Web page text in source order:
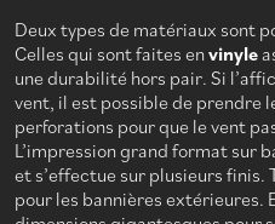
Deux types de matériaux sont
Celles qui sont faites en vinyle
une durabilité hors pair. Si
vent, il est possible de prendre
perforations pour que le vent
L’impression grand format sur
et s’effectue sur plusieurs finis.
pour les bannières extérieures.